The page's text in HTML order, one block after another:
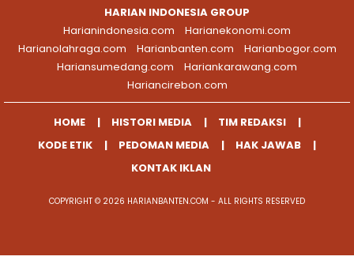
HARIAN INDONESIA GROUP
Harianindonesia.com
Harianekonomi.com
Harianolahraga.com
Harianbanten.com
Harianbogor.com
Hariansumedang.com
Hariankarawang.com
Hariancirebon.com
HOME HISTORI MEDIA
TIM REDAKSI
KODE ETIK
PEDOMAN MEDIA
HAK JAWAB
KONTAK IKLAN
COPYRIGHT © 2026 HARIANBANTEN.COM - ALL RIGHTS RESERVED